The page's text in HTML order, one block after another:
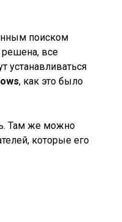
поиском
решена, все
устанавливаться
, как это было
Там же можно
которые его